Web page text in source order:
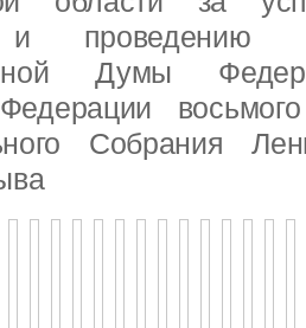
и проведению
Думы
Собрания